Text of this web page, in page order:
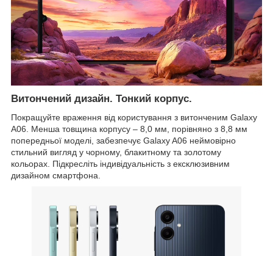
Витончений дизайн. Тонкий корпус.
Покращуйте враження від користування з витонченим Galaxy
A06. Менша товщина корпусу – 8,0 мм, порівняно з 8,8 мм
попередньої моделі, забезпечує Galaxy A06 неймовірно
стильний вигляд у чорному, блакитному та золотому
кольорах. Підкресліть індивідуальність з ексклюзивним
дизайном смартфона.